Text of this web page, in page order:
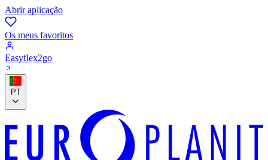
Abrir aplicação
Os meus favoritos
Easyflex2go
PT